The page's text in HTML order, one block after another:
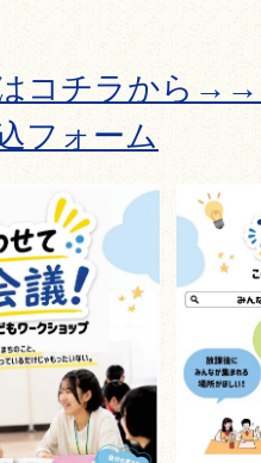
コチラから
フォーム